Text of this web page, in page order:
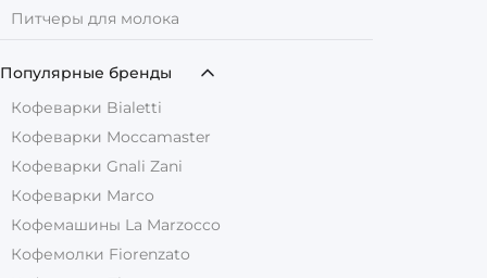
Питчеры для молока
Популярные бренды
Кофеварки Bialetti
Кофеварки Moccamaster
Кофеварки Gnali Zani
Кофеварки Marco
Кофемашины La Marzocco
Кофемолки Fiorenzato